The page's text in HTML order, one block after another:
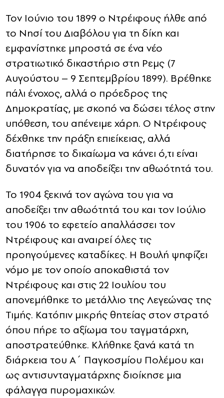
Τον Ιούνιο του 1899 ο Ντρέιφους ήλθε από
το Νησί του Διαβόλου για τη δίκη και
εμφανίστηκε μπροστά σε ένα νέο
στρατιωτικό δικαστήριο στη Ρεμς (7
Αυγούστου – 9 Σεπτεμβρίου 1899). Βρέθηκε
πάλι ένοχος, αλλά ο πρόεδρος της
Δημοκρατίας, με σκοπό να δώσει τέλος στην
υπόθεση, του απένειμε χάρη. Ο Ντρέιφους
δέχθηκε την πράξη επιείκειας, αλλά
διατήρησε το δικαίωμα να κάνει ό,τι είναι
δυνατόν για να αποδείξει την αθωότητά του.
Το 1904 ξεκινά τον αγώνα του για να
αποδείξει την αθωότητά του και τον Ιούλιο
του 1906 το εφετείο απαλλάσσει τον
Ντρέιφους και αναιρεί όλες τις
προηγούμενες καταδίκες. Η Βουλή ψηφίζει
νόμο με τον οποίο αποκαθιστά τον
Ντρέιφους και στις 22 Ιουλίου του
απονεμήθηκε το μετάλλιο της Λεγεώνας της
Τιμής. Κατόπιν μικρής θητείας στον στρατό
όπου πήρε το αξίωμα του ταγματάρχη,
αποστρατεύθηκε. Κλήθηκε ξανά κατά τη
διάρκεια του Α´ Παγκοσμίου Πολέμου και
ως αντισυνταγματάρχης διοίκησε μια
φάλαγγα πυρομαχικών.